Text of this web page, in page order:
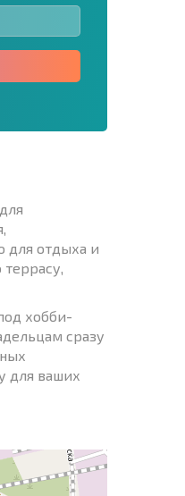
для отдыха и
хобби-
сразу
для ваших